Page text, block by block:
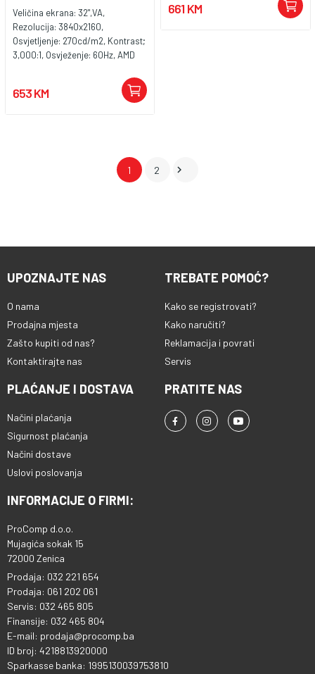
Veličina ekrana: 32",VA,
Rezolucija: 3840x2160,
Osvjetljenje: 270cd/m2, Kontrast;
3,000:1, Osvježenje: 60Hz, AMD
Priključci: 2xHDMI, Displayport
653 KM
661 KM
1 2 
UPOZNAJTE NAS
O nama
Prodajna mjesta
Zašto kupiti od nas?
Kontaktirajte nas
TREBATE POMOĆ?
Kako se registrovati?
Kako naručiti?
Reklamacija i povrati
Servis
PLAĆANJE I DOSTAVA
Načini plaćanja
Sigurnost plaćanja
Načini dostave
Uslovi poslovanja
PRATITE NAS
INFORMACIJE O FIRMI:
ProComp d.o.o.
Mujagića sokak 15
72000 Zenica
Prodaja: 032 221 654
Prodaja: 061 202 061
Servis: 032 465 805
Finansije: 032 465 804
E-mail: prodaja@procomp.ba
ID broj: 4218813920000
Sparkasse banka: 1995130039753810